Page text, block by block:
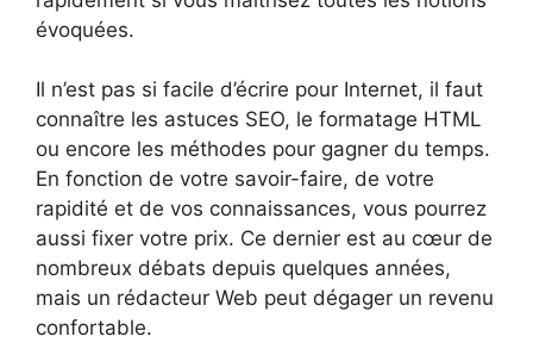
évoquées.
Il n’est pas si facile d’écrire pour Internet, il faut
connaître les astuces SEO, le formatage HTML
ou encore les méthodes pour gagner du temps.
En fonction de votre savoir-faire, de votre
rapidité et de vos connaissances, vous pourrez
aussi fixer votre prix. Ce dernier est au cœur de
nombreux débats depuis quelques années,
mais un rédacteur Web peut dégager un revenu
confortable.